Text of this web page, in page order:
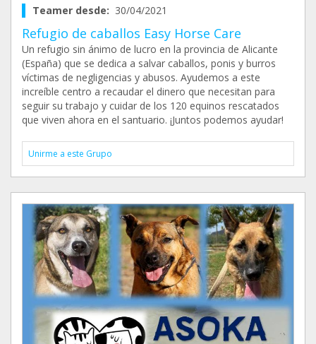
Teamer desde: 30/04/2021
Refugio de caballos Easy Horse Care
Un refugio sin ánimo de lucro en la provincia de Alicante
(España) que se dedica a salvar caballos, ponis y burros
víctimas de negligencias y abusos. Ayudemos a este
increíble centro a recaudar el dinero que necesitan para
seguir su trabajo y cuidar de los 120 equinos rescatados
que viven ahora en el santuario. ¡Juntos podemos ayudar!
Unirme a este Grupo